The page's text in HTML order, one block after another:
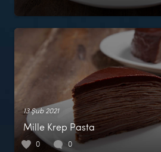
13 Şub 2021
Mille Krep Pasta
0 0